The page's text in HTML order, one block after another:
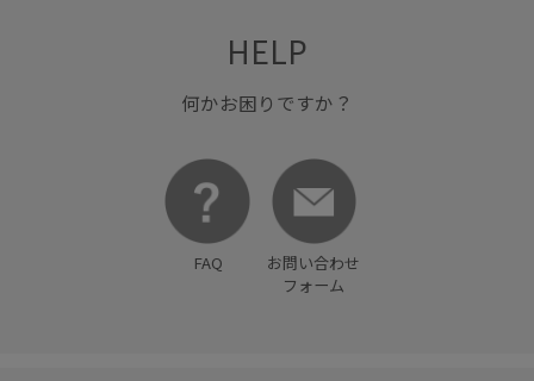
快適 抗菌防臭
撥水加工 旅行 機能素材
HELP
何かお困りですか？
FAQ
お問い合わせ
フォーム